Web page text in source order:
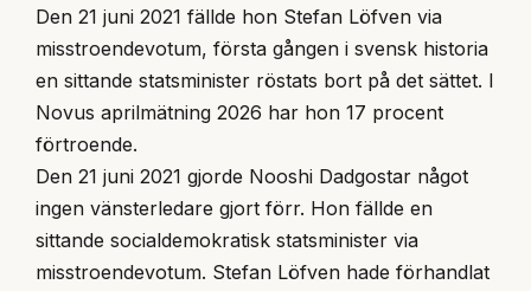
Den 21 juni 2021 fällde hon Stefan Löfven via
misstroendevotum, första gången i svensk historia
en sittande statsminister röstats bort på det sättet. I
Novus aprilmätning 2026 har hon 17 procent
förtroende.
Den 21 juni 2021 gjorde Nooshi Dadgostar något
ingen vänsterledare gjort förr. Hon fällde en
sittande socialdemokratisk statsminister via
misstroendevotum. Stefan Löfven hade förhandlat